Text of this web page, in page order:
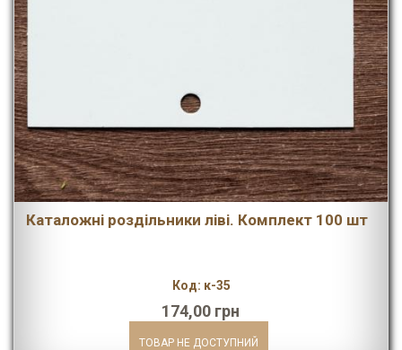
Каталожні роздільники ліві. Комплект 100 шт
Код: к-35
174,00 грн